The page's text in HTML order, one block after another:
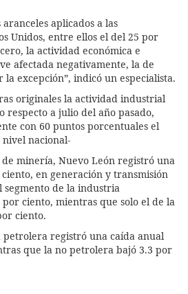
aplicados a las
Unidos, entre ellos el del 25 por
la actividad económica e
afectada negativamente, la de
la excepción”, indicó un especialista.
originales la actividad industrial
respecto a julio del año pasado,
con 60 puntos porcentuales el
nivel nacional-
minería, Nuevo León registró una
en generación y transmisión
segmento de la industria
ciento, mientras que solo el de la
ciento.
registró una caída anual
que la no petrolera bajó 3.3 por